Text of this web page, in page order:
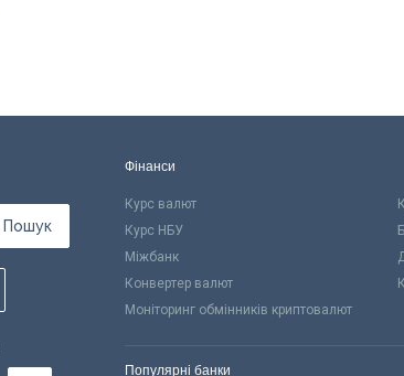
Пошук
Фінанси
Курс валют
Курс НБУ
Міжбанк
Конвертер валют
Моніторинг обмінників криптовалют
Популярні банки